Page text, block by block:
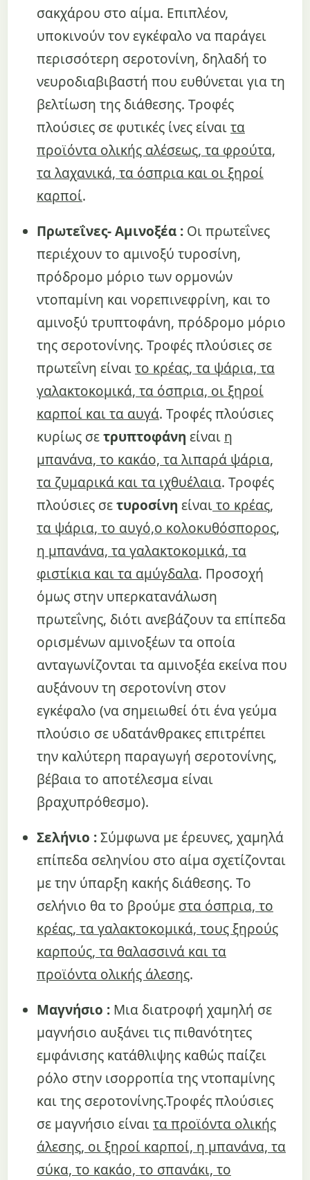
σακχάρου στο αίμα. Επιπλέον,
υποκινούν τον εγκέφαλο να παράγει
περισσότερη σεροτονίνη, δηλαδή το
νευροδιαβιβαστή που ευθύνεται για τη
βελτίωση της διάθεσης. Τροφές
πλούσιες σε φυτικές ίνες είναιτα
προϊόντα ολικής αλέσεως, τα φρούτα,
τα λαχανικά, τα όσπρια και οι ξηροί
καρποί.
Πρωτεΐνες- Αμινοξέα : Οι πρωτεΐνες
περιέχουν το αμινοξύ τυροσίνη,
πρόδρομο μόριο των ορμονών
ντοπαμίνη και νορεπινεφρίνη, και το
αμινοξύ τρυπτοφάνη, πρόδρομο μόριο
της σεροτονίνης. Τροφές πλούσιες σε
πρωτεΐνη είναιτο κρέας, τα ψάρια, τα
γαλακτοκομικά, τα όσπρια, οι ξηροί
καρποί και τα αυγά. Τροφές πλούσιες
κυρίως σετρυπτοφάνη είναι η
μπανάνα, το κακάο, τα λιπαρά ψάρια,
τα ζυμαρικά και τα ιχθυέλαια. Τροφές
πλούσιες σετυροσίνη είναιτο κρέας,
τα ψάρια, το αυγό,ο κολοκυθόσπορος,
η μπανάνα, τα γαλακτοκομικά, τα
φιστίκια και τα αμύγδαλα. Προσοχή
όμως στην υπερκατανάλωση
πρωτεΐνης, διότι ανεβάζουν τα επίπεδα
ορισμένων αμινοξέων τα οποία
ανταγωνίζονται τα αμινοξέα εκείνα που
αυξάνουν τη σερoτονίνη στον
εγκέφαλο (να σημειωθεί ότι ένα γεύμα
πλούσιο σε υδατάνθρακες επιτρέπει
την καλύτερη παραγωγή σεροτονίνης,
βέβαια το αποτέλεσμα είναι
βραχυπρόθεσμο).
Σελήνιο :Σύμφωνα με έρευνες, χαμηλά
επίπεδα σεληνίου στο αίμα σχετίζονται
με την ύπαρξη κακής διάθεσης. Το
σελήνιο θα το βρούμε στα όσπρια, το
κρέας, τα γαλακτοκομικά, τους ξηρούς
καρπούς, τα θαλασσινά και τα
προϊόντα ολικής άλεσης.
Μαγνήσιο : Μια διατροφή χαμηλή σε
μαγνήσιο αυξάνει τις πιθανότητες
εμφάνισης κατάθλιψης καθώς παίζει
ρόλο στην ισορροπία της ντοπαμίνης
και της σεροτονίνης.Τροφές πλούσιες
σε μαγνήσιο είναιτα προϊόντα ολικής
άλεσης, οι ξηροί καρποί, η μπανάνα, τα
σύκα, το κακάο, το σπανάκι, το